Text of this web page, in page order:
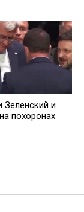
Зеленский и
похоронах